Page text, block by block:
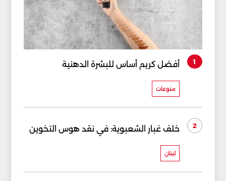
1 أفضل كريم أساس للبشرة الدهنية
منوعات
2 خلف غبار الشعبوية: في نقد هوس التخوين
لبنان